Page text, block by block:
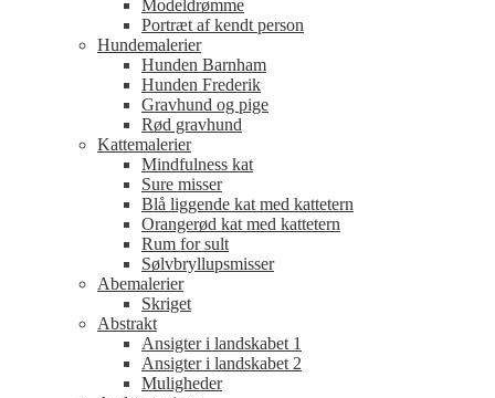
Modeldrømme
Portræt af kendt person
Hundemalerier
Hunden Barnham
Hunden Frederik
Gravhund og pige
Rød gravhund
Kattemalerier
Mindfulness kat
Sure misser
Blå liggende kat med kattetern
Orangerød kat med kattetern
Rum for sult
Sølvbryllupsmisser
Abemalerier
Skriget
Abstrakt
Ansigter i landskabet 1
Ansigter i landskabet 2
Muligheder